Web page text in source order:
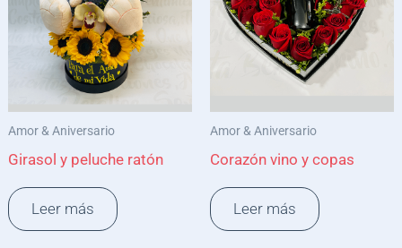
Amor & Aniversario
Girasol y peluche ratón
Leer más
Amor & Aniversario
Corazón vino y copas
Leer más